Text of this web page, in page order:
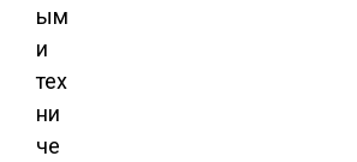
ым
и
тех
ни
че